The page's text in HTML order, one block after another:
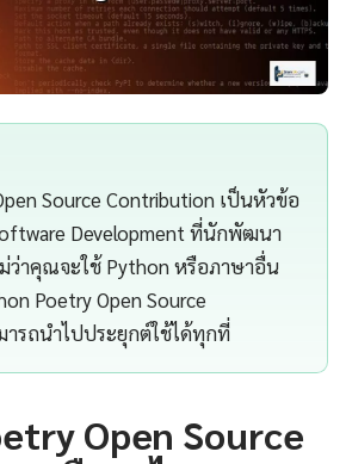
Source Contribution เป็นหัวข้อ
Development ที่นักพัฒนา
ว่าคุณจะใช้ Python หรือภาษาอื่น
Poetry Open Source
ารถนำไปประยุกต์ใช้ได้ทุกที่
Open Source